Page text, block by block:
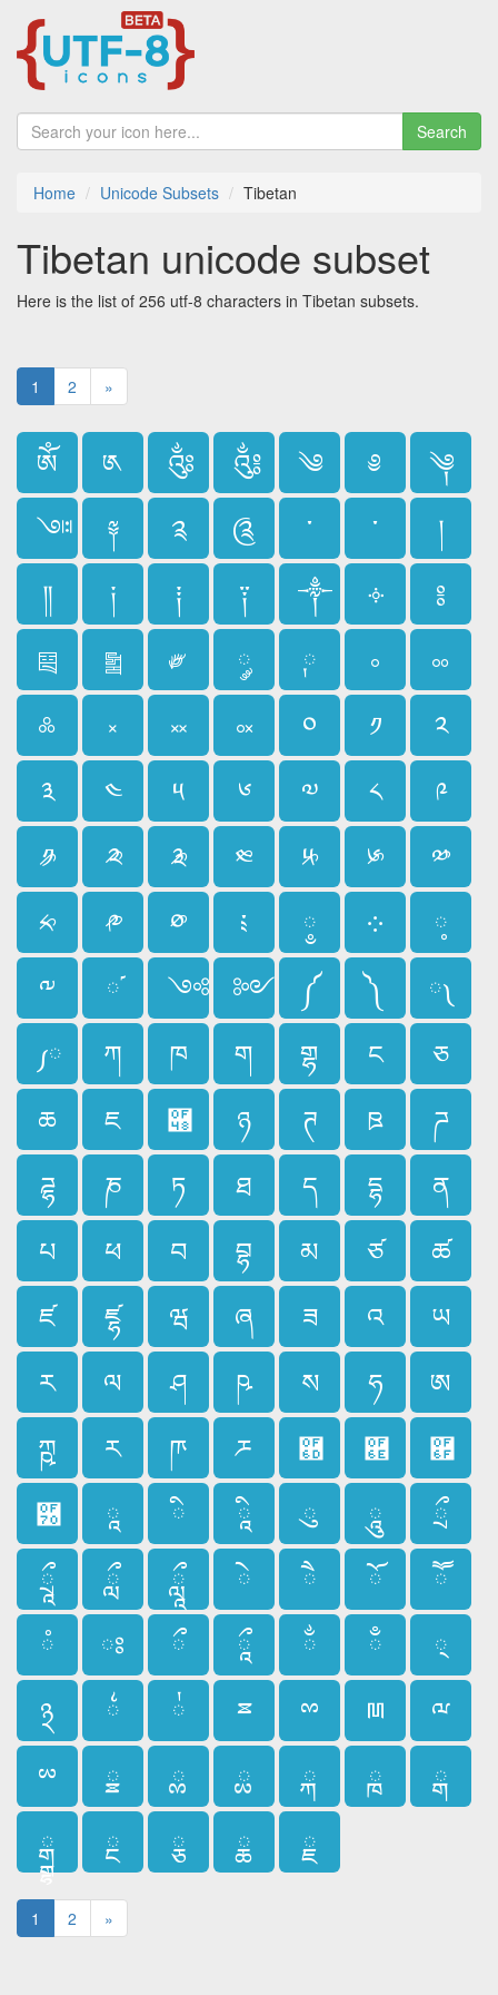
Search
Home Unicode Subsets Tibetan
Tibetan unicode subset
Here is the list of 256 utf-8 characters in Tibetan subsets.
1 2 »
ༀ ༁ ༂ ༃ ༄ ༅
༆
༇
༈ ༉ ༊ ་ ༌
།
༎
༏ ༐ ༑ ༒ ༓
༔
༕
༖ ༗ ༘ ༙ ༚
༛
༜
༝ ༞ ༟ ༠ ༡
༢
༣
༤ ༥ ༦ ༧ ༨
༩
༪
༫ ༬ ༭ ༮ ༯
༰
༱
༲ ༳ ༴ ༵ ༶
༷
༸
༹ ༺ ༻ ༼ ༽
༾
༿
ཀ ཁ ག གྷ ང
ཅ
ཆ
ཇ ཈ ཉ ཊ ཋ
ཌ
ཌྷ
ཎ ཏ ཐ ད དྷ
ན
པ
ཕ བ བྷ མ ཙ
ཚ
ཛ
ཛྷ ཝ ཞ ཟ འ
ཡ
ར
ལ ཤ ཥ ས ཧ
ཨ
ཀྵ
ཪ ཫ ཬ ཭ ཮
཯
཰
ཱ ི ཱི ུ ཱུ
ྲྀ
ཷ
ླྀ ཹ ེ ཻ ོ
ཽ
ཾ
ཿ ྀ ཱྀ ྂ ྃ
྄
྅
྆ ྇ ྈ ྉ ྊ
ྋ
ྌ
ྍ ྎ ྏ ྐ ྑ
ྒ
ྒྷ
ྔ ྕ ྖ ྗ
1 2 »